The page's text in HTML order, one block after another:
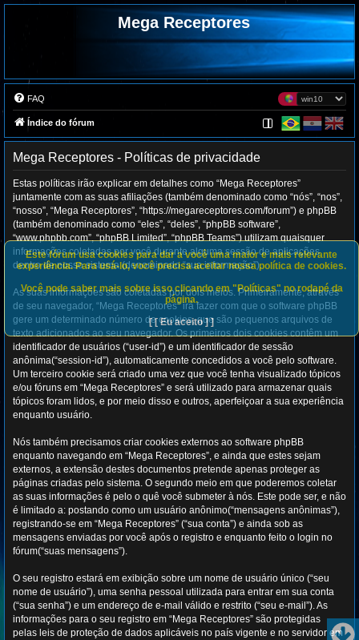
Mega Receptores
FAQ
Índice do fórum
Mega Receptores - Políticas de privacidade
Estas políticas irão explicar em detalhes como “Mega Receptores”
juntamente com as suas afiliações (também denominado como “nós”, “nos”,
“nosso”, “Mega Receptores”, “https://megareceptores.com/forum”) e phpBB
(também denominado como “eles”, “deles”, “phpBB software”,
“www.phpbb.com”, “phpBB Limited”, “phpBB Teams”) utilizam quaisquer
informações coletadas por você durante alguma sessão de aplicações
dentro de nosso sistema (denominado “sua informação”).
As suas informações são coletadas por dois meios. Primeiramente, através
de seu navegador, “Mega Receptores” irá fazer com que o software phpBB
gere um determinado número de cookies, que são pequenos arquivos de
texto adicionados ao seu navegador. Os primeiros dois cookies contêm um
identificador de usuários (“user-id”) e um identificador de sessão
anônima(“session-id”), automaticamente concedidos a você pelo software.
Um terceiro cookie será criado uma vez que você tenha visualizado tópicos
e/ou fóruns em “Mega Receptores” e será utilizado para armazenar quais
tópicos foram lidos, e por meio disso e outros, aperfeiçoar a sua experiência
enquanto usuário.
Nós também precisamos criar cookies externos ao software phpBB
enquanto navegando em “Mega Receptores”, e ainda que estes sejam
externos, a extensão destes documentos pretende apenas proteger as
páginas criadas pelo sistema. O segundo meio em que poderemos coletar
as suas informações é pelo o quê você submeter à nós. Este pode ser, e não
é limitado a: postando como um usuário anônimo(“mensagens anônimas”),
registrando-se em “Mega Receptores” (“sua conta”) e ainda sob as
mensagens enviadas por você após o registro e enquanto feito o login no
fórum(“suas mensagens”).
O seu registro estará em exibição sobre um nome de usuário único (“seu
nome de usuário”), uma senha pessoal utilizada para entrar em sua conta
(“sua senha”) e um endereço de e-mail válido e restrito (“seu e-mail”). As
informações para o seu registro em “Mega Receptores” são protegidas
pelas leis de proteção de dados aplicáveis no país vigente e no servidor em
Este fórum usa cookies para dar a você uma maior e mais relevante
experiência. Para usá-lo, você precisa aceitar nossa política de cookies.
Você pode saber mais sobre isso clicando em "Políticas" no rodapé da
página.
[ [ Eu aceito ] ]